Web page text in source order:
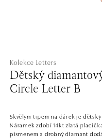
Kolekce Letters
Dětský
Circle Letter B
Skvělým tipem na dárek je
Náramek zdobí 14kt zlatá
písmenem a drobný diamant